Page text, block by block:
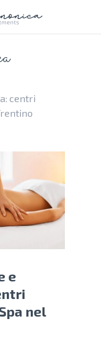
centri
e
nel